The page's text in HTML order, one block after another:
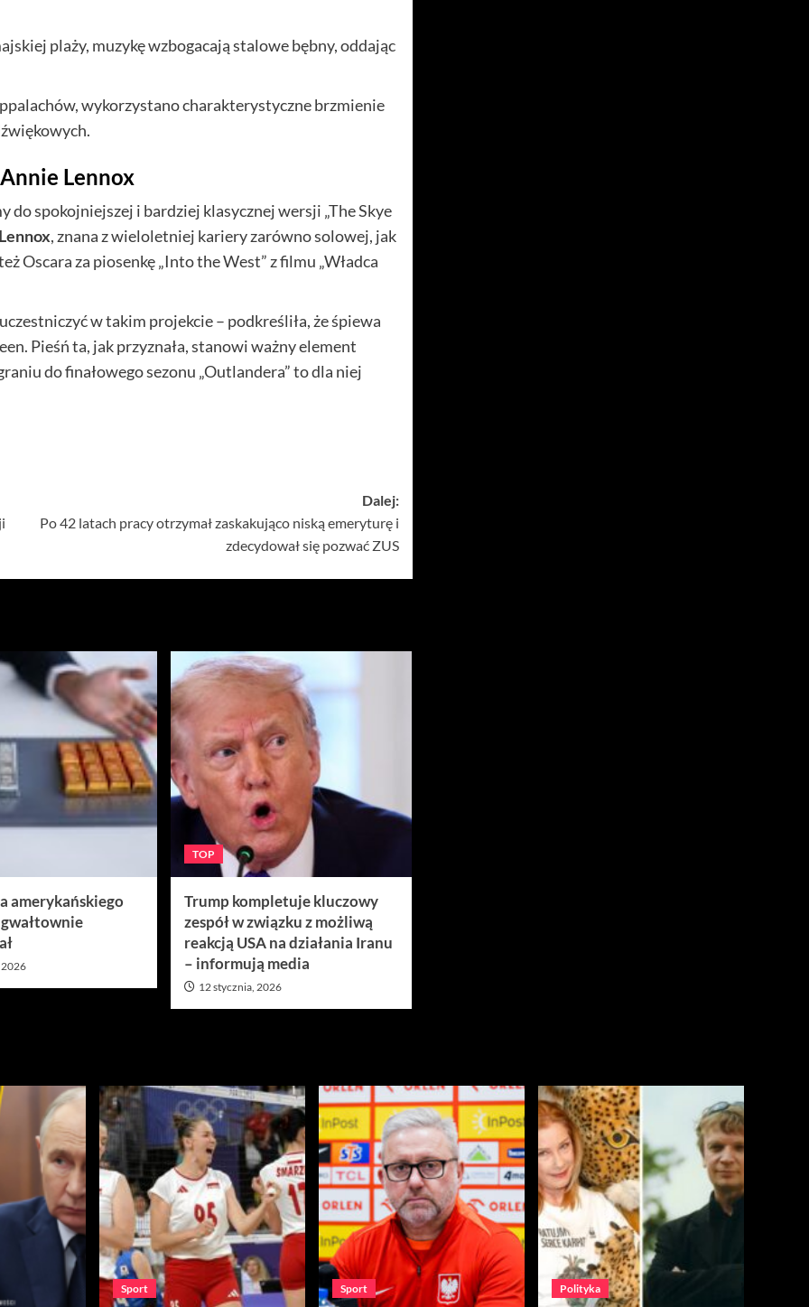
plaży, muzykę wzbogacają stalowe bębny, oddając
wykorzystano charakterystyczne brzmienie
Lennox
spokojniejszej i bardziej klasycznej wersji „The Skye
, znana z wieloletniej kariery zarówno solowej, jak
Oscara za piosenkę „Into the West” z filmu „Władca
w takim projekcie – podkreśliła, że śpiewa
Pieśń ta, jak przyznała, stanowi ważny element
do finałowego sezonu „Outlandera” to dla niej
Dalej:
Po 42 latach pracy otrzymał zaskakująco niską emeryturę i
zdecydował się pozwać ZUS
amerykańskiego
2026
TOP
Trump kompletuje kluczowy
zespół w związku z możliwą
reakcją USA na działania Iranu
– informują media
12 stycznia, 2026
Sport Sport Polityka